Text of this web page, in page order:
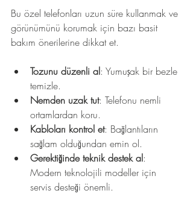
Bu özel telefonları uzun süre kullanmak ve
görünümünü korumak için bazı basit
bakım önerilerine dikkat et.
Tozunu düzenli al: Yumuşak bir bezle
temizle.
Nemden uzak tut: Telefonu nemli
ortamlardan koru.
Kabloları kontrol et: Bağlantıların
sağlam olduğundan emin ol.
Gerektiğinde teknik destek al:
Modern teknolojili modeller için
servis desteği önemli.